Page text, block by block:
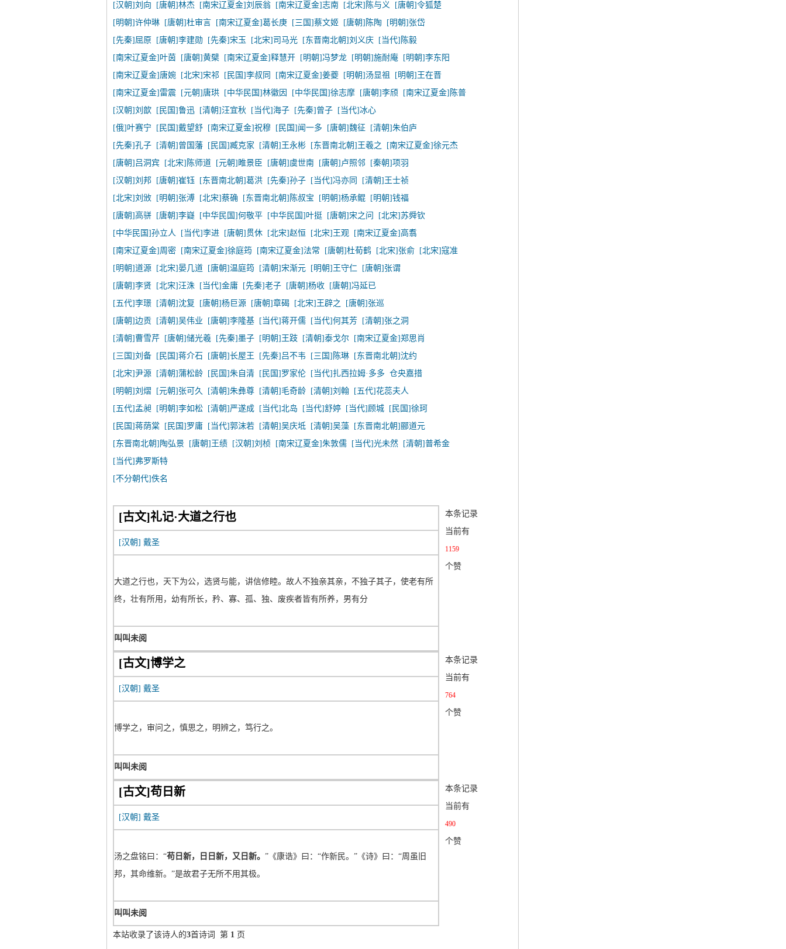
[汉朝]刘向
[唐朝]林杰 [南宋辽夏金]刘辰翁 [南宋辽夏金]志南 [北宋]陈与义
[唐朝]令狐楚
[明朝]许仲琳
[唐朝]杜审言 [南宋辽夏金]葛长庚 [三国]蔡文姬 [唐朝]陈陶
[明朝]张岱
[先秦]屈原
[唐朝]李建勋 [先秦]宋玉 [北宋]司马光 [东晋南北朝]刘义庆
[当代]陈毅
[南宋辽夏金]叶茵
[唐朝]黄檗 [南宋辽夏金]释慧开 [明朝]冯梦龙 [明朝]施耐庵
[明朝]李东阳
[南宋辽夏金]唐婉
[北宋]宋祁 [民国]李叔同 [南宋辽夏金]姜夔 [明朝]汤显祖
[明朝]王在晋
[南宋辽夏金]雷震
[元朝]唐珙 [中华民国]林徽因 [中华民国]徐志摩 [唐朝]李颀
[南宋辽夏金]陈普
[汉朝]刘歆
[民国]鲁迅 [清朝]汪宜秋 [当代]海子 [先秦]曾子
[当代]冰心
[俄]叶赛宁
[民国]戴望舒 [南宋辽夏金]祝穆 [民国]闻一多 [唐朝]魏征
[清朝]朱伯庐
[先秦]孔子
[清朝]曾国藩 [民国]臧克家 [清朝]王永彬 [东晋南北朝]王羲之
[南宋辽夏金]徐元杰
[唐朝]吕洞宾
[北宋]陈师道 [元朝]睢景臣 [唐朝]虞世南 [唐朝]卢照邻
[秦朝]项羽
[汉朝]刘邦
[唐朝]崔钰 [东晋南北朝]葛洪 [先秦]孙子 [当代]冯亦同
[清朝]王士祯
[北宋]刘攽
[明朝]张溥 [北宋]蔡确 [东晋南北朝]陈叔宝 [明朝]杨承鲲
[明朝]钱福
[唐朝]高骈
[唐朝]李嶷 [中华民国]何敬平 [中华民国]叶挺 [唐朝]宋之问
[北宋]苏舜钦
[中华民国]孙立人
[当代]李进 [唐朝]贯休 [北宋]赵恒 [北宋]王观
[南宋辽夏金]高翥
[南宋辽夏金]周密
[南宋辽夏金]徐庭筠 [南宋辽夏金]法常 [唐朝]杜荀鹤 [北宋]张俞
[北宋]寇准
[明朝]道源
[北宋]晏几道 [唐朝]温庭筠 [清朝]宋渐元 [明朝]王守仁
[唐朝]张谓
[唐朝]李贤
[北宋]汪洙 [当代]金庸 [先秦]老子 [唐朝]杨收
[唐朝]冯延已
[五代]李璟
[清朝]沈复 [唐朝]杨巨源 [唐朝]章碣 [北宋]王辟之
[唐朝]张巡
[唐朝]边贡
[清朝]吴伟业 [唐朝]李隆基 [当代]蒋开儒 [当代]何其芳
[清朝]张之洞
[清朝]曹雪芹
[唐朝]储光羲 [先秦]墨子 [明朝]王跂 [清朝]泰戈尔
[南宋辽夏金]郑思肖
[三国]刘备
[民国]蒋介石 [唐朝]长屋王 [先秦]吕不韦 [三国]陈琳
[东晋南北朝]沈约
[北宋]尹源
[清朝]蒲松龄 [民国]朱自清 [民国]罗家伦 [当代]扎西拉姆·多多 仓央嘉措
[明朝]刘熠
[元朝]张可久 [清朝]朱彝尊 [清朝]毛奇龄 [清朝]刘翰
[五代]花蕊夫人
[五代]孟昶
[明朝]李如松 [清朝]严遂成 [当代]北岛 [当代]舒婷 [当代]顾城
[民国]徐珂
[民国]蒋荫棠
[民国]罗庸 [当代]郭沫若 [清朝]吴庆坻 [清朝]吴藻
[东晋南北朝]郦道元
[东晋南北朝]陶弘景
[唐朝]王绩 [汉朝]刘桢 [南宋辽夏金]朱敦儒 [当代]光未然
[清朝]普希金
[当代]弗罗斯特
[不分朝代]佚名
[古文]礼记·大道之行也
[汉朝] 戴圣
大道之行也，天下为公，选贤与能，讲信修睦。故人不独亲其亲，不独子其子，使老有所
终，壮有所用，幼有所长，矜、寡、孤、独、废疾者皆有所养，男有分
叫叫未阅
本条记录
当前有
1159
个赞
[古文]博学之
[汉朝] 戴圣
博学之，审问之，慎思之，明辨之，笃行之。
叫叫未阅
本条记录
当前有
764
个赞
[古文]苟日新
[汉朝] 戴圣
汤之盘铭曰：“苟日新，日日新，又日新。 ”《康诰》曰：“作新民。”《诗》曰：“周虽旧
邦，其命维新。”是故君子无所不用其极。
叫叫未阅
本条记录
当前有
490
个赞
本站收录了该诗人的3首诗词 第 1 页